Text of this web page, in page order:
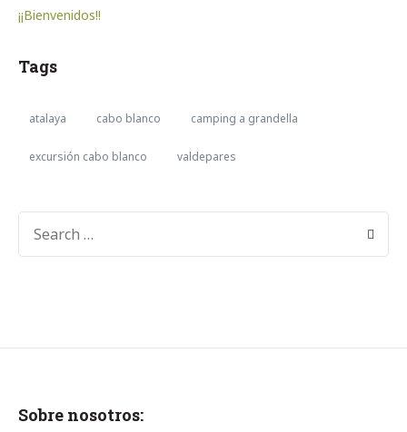
¡¡Bienvenidos!!
Tags
atalaya cabo blanco camping a grandella
excursión cabo blanco valdepares
SEARCH
FOR:
Sobre nosotros: